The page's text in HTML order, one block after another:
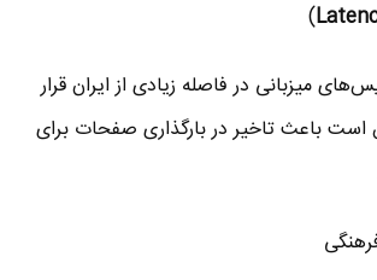
)
میزبانی در فاصله زیادی از ایران قرار
است باعث تاخیر در بارگذاری صفحات برای